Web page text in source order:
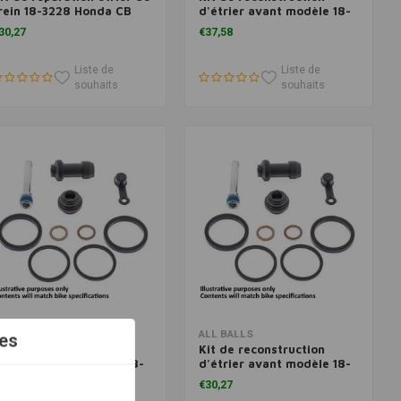
18-3228 Honda CB
CBX CBR FT
Liste de
souhaits
d'étrier avant modèle 18-
3126
€37,58
Liste de
souhaits
BALLS
de reconstruction
d'étrier avant modèle 18-
Ajouter au panier
ALL BALLS
Kit de reconstruction
d'étrier avant modèle 18-
3251
€30,27